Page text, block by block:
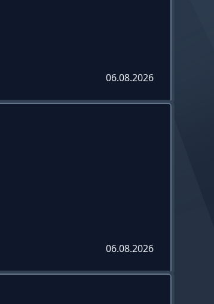
06.08.2026
06.08.2026